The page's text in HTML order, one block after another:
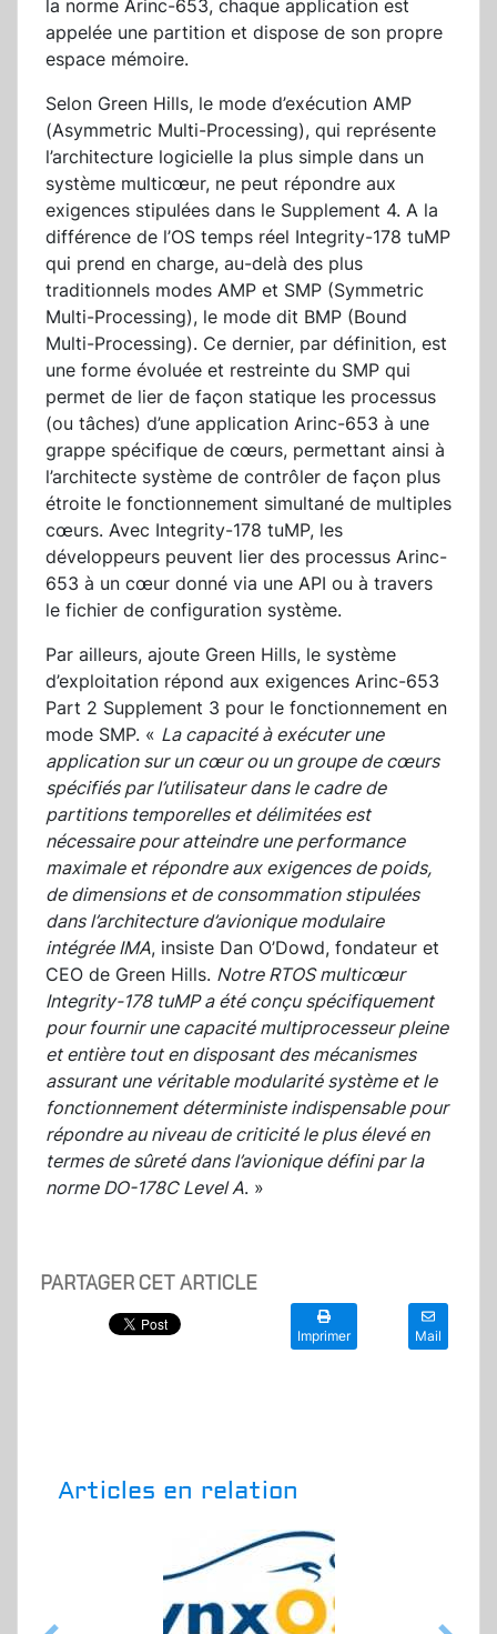
la norme Arinc-653, chaque application est
appelée une partition et dispose de son propre
espace mémoire.
Selon Green Hills, le mode d’exécution AMP
(Asymmetric Multi-Processing), qui représente
l’architecture logicielle la plus simple dans un
système multicœur, ne peut répondre aux
exigences stipulées dans le Supplement 4. A la
différence de l’OS temps réel Integrity-178 tuMP
qui prend en charge, au-delà des plus
traditionnels modes AMP et SMP (Symmetric
Multi-Processing), le mode dit BMP (Bound
Multi-Processing). Ce dernier, par définition, est
une forme évoluée et restreinte du SMP qui
permet de lier de façon statique les processus
(ou tâches) d’une application Arinc-653 à une
grappe spécifique de cœurs, permettant ainsi à
l’architecte système de contrôler de façon plus
étroite le fonctionnement simultané de multiples
cœurs. Avec Integrity-178 tuMP, les
développeurs peuvent lier des processus Arinc-
653 à un cœur donné via une API ou à travers
le fichier de configuration système.
Par ailleurs, ajoute Green Hills, le système
d’exploitation répond aux exigences Arinc-653
Part 2 Supplement 3 pour le fonctionnement en
mode SMP. « La capacité à exécuter une
application sur un cœur ou un groupe de cœurs
spécifiés par l’utilisateur dans le cadre de
partitions temporelles et délimitées est
nécessaire pour atteindre une performance
maximale et répondre aux exigences de poids,
de dimensions et de consommation stipulées
dans l’architecture d’avionique modulaire
intégrée IMA, insiste Dan O’Dowd, fondateur et
CEO de Green Hills. Notre RTOS multicœur
Integrity-178 tuMP a été conçu spécifiquement
pour fournir une capacité multiprocesseur pleine
et entière tout en disposant des mécanismes
assurant une véritable modularité système et le
fonctionnement déterministe indispensable pour
répondre au niveau de criticité le plus élevé en
termes de sûreté dans l’avionique défini par la
norme DO-178C Level A. »
PARTAGER CET ARTICLE
Imprimer Mail
Articles en relation